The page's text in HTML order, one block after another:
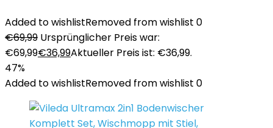
Added to wishlistRemoved from wishlist 0
€69,99 Ursprünglicher Preis war:
€69,99€36,99Aktueller Preis ist: €36,99.
47%
Added to wishlistRemoved from wishlist 0